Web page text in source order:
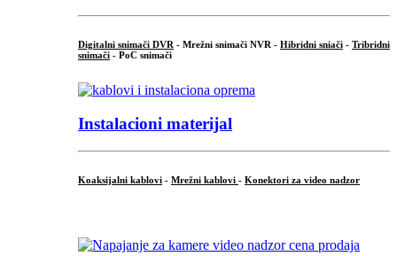
Digitalni snimači DVR - Mrežni snimači NVR - Hibridni sniači - Tribridni
snimači - PoC snimači
Instalacioni materijal
Koaksijalni kablovi - Mrežni kablovi - Konektori za video nadzor